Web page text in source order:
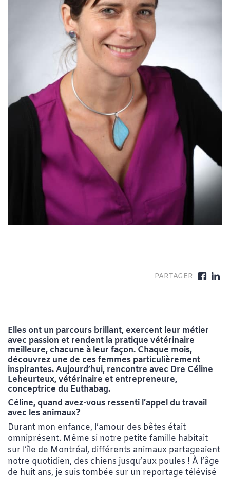
Elles ont un parcours brillant, exercent leur métier
avec passion et rendent la pratique vétérinaire
meilleure, chacune à leur façon. Chaque mois,
découvrez une de ces femmes particulièrement
inspirantes. Aujourd’hui, rencontre avec Dre Céline
Leheurteux, vétérinaire et entrepreneure,
conceptrice du Euthabag.
Céline, quand avez-vous ressenti l’appel du travail
avec les animaux?
Durant mon enfance, l’amour des bêtes était
omniprésent. Même si notre petite famille habitait
sur l’île de Montréal, différents animaux partageaient
notre quotidien, des chiens jusqu’aux poules ! À l’âge
de huit ans, je suis tombée sur un reportage télévisé